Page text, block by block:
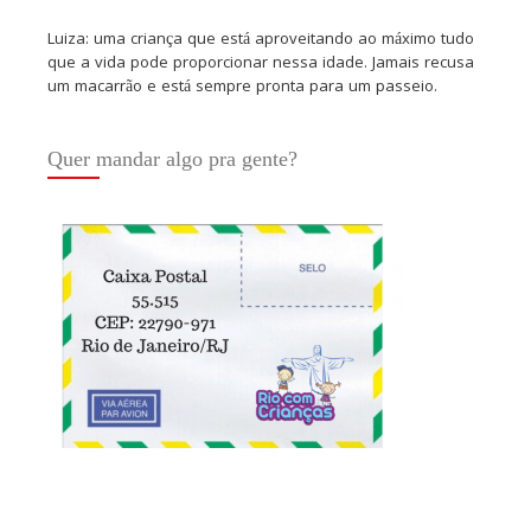
Luiza: uma criança que está aproveitando ao máximo tudo
que a vida pode proporcionar nessa idade. Jamais recusa
um macarrão e está sempre pronta para um passeio.
Quer mandar algo pra gente?